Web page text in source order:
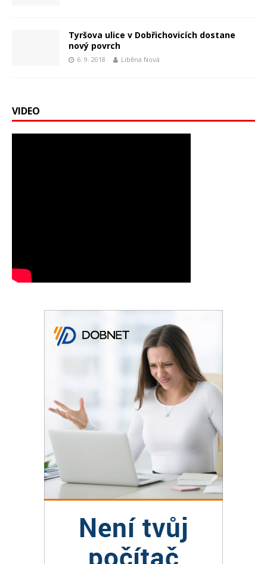
Tyršova ulice v Dobřichovicích dostane
nový povrch
6. 9. 2018 Liběna Nová
VIDEO